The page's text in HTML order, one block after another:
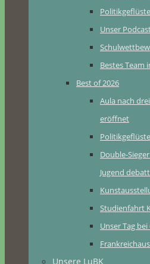
Unser
Bestes Team
Best of 2026
Aula nach
eröffnet
Double-
Jugend
Studienfahrt
Unser Tag
Unsere LuBK